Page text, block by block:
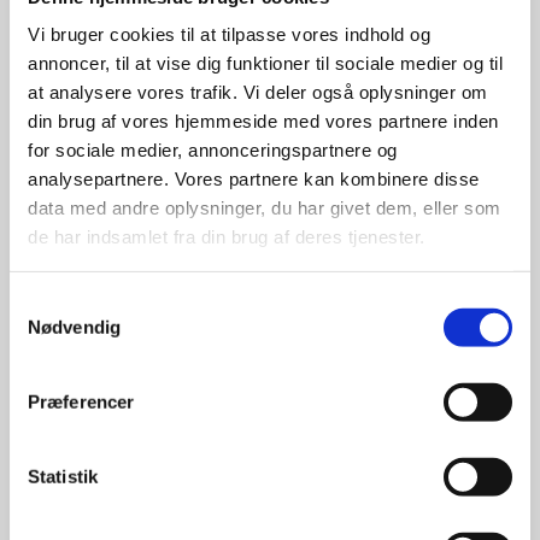
Vi bruger cookies til at tilpasse vores indhold og
annoncer, til at vise dig funktioner til sociale medier og til
at analysere vores trafik. Vi deler også oplysninger om
din brug af vores hjemmeside med vores partnere inden
for sociale medier, annonceringspartnere og
analysepartnere. Vores partnere kan kombinere disse
data med andre oplysninger, du har givet dem, eller som
de har indsamlet fra din brug af deres tjenester.
Nødvendig
Præferencer
Statistik
Stærke
leverandører
giver større
udvalg
For at sikre høj kvalitet og stor
leveringssikkerhed samarbejder vi
anerkendte leverandører inden for